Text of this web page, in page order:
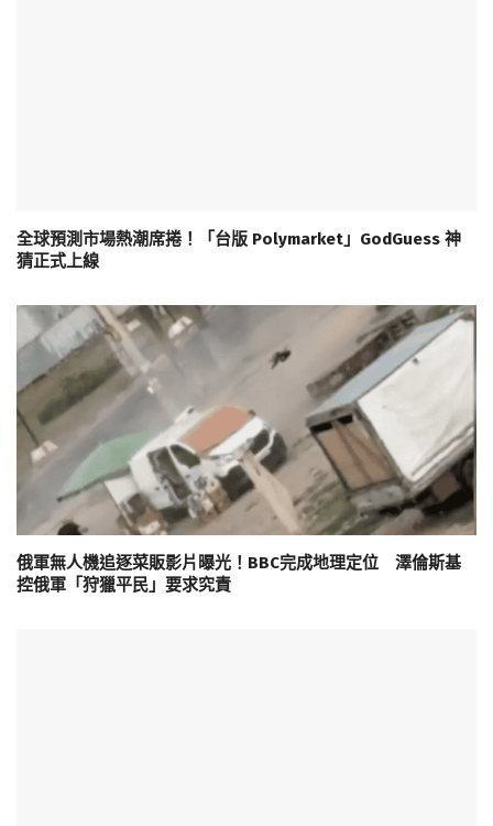
全球預測市場熱潮席捲！「台版 Polymarket」GodGuess 神
猜正式上線
俄軍無人機追逐菜販影片曝光！BBC完成地理定位 澤倫斯基
控俄軍「狩獵平民」要求究責